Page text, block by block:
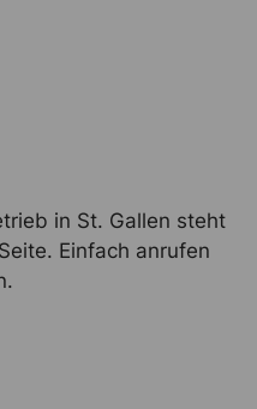
in St. Gallen steht
Einfach anrufen